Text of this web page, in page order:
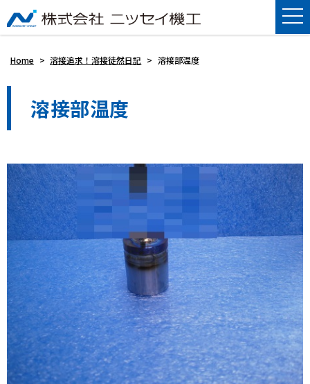
Home > 溶接追求！溶接徒然日記 > 溶接部温度
溶接部温度